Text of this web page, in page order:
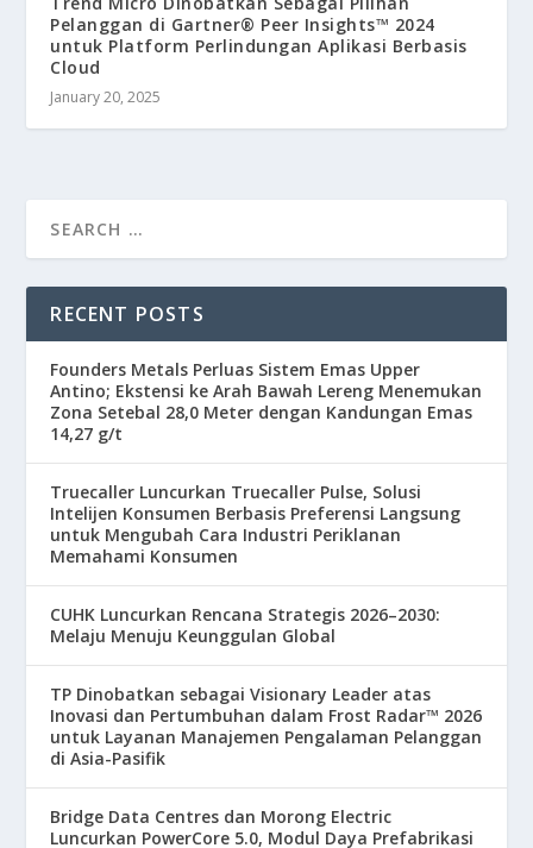
Pelanggan di Gartner® Peer Insights™ 2024
untuk Platform Perlindungan Aplikasi Berbasis
Cloud
January 20, 2025
RECENT POSTS
Founders Metals Perluas Sistem Emas Upper
Antino; Ekstensi ke Arah Bawah Lereng Menemukan
Zona Setebal 28,0 Meter dengan Kandungan Emas
14,27 g/t
Truecaller Luncurkan Truecaller Pulse, Solusi
Intelijen Konsumen Berbasis Preferensi Langsung
untuk Mengubah Cara Industri Periklanan
Memahami Konsumen
CUHK Luncurkan Rencana Strategis 2026–2030:
Melaju Menuju Keunggulan Global
TP Dinobatkan sebagai Visionary Leader atas
Inovasi dan Pertumbuhan dalam Frost Radar™ 2026
untuk Layanan Manajemen Pengalaman Pelanggan
di Asia-Pasifik
Bridge Data Centres dan Morong Electric
Luncurkan PowerCore 5.0, Modul Daya Prefabrikasi